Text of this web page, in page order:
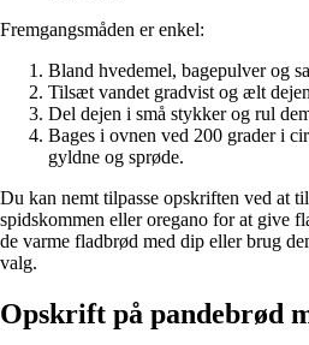
Fremgangsmåden er enkel:
Bland hvedemel, bagepulver og
Tilsæt vandet gradvist og ælt
Del dejen i små stykker og rul
Bages i ovnen ved 200 grader i
gyldne og sprøde.
Du kan nemt tilpasse opskriften ved at
spidskommen eller oregano for at give
de varme fladbrød med dip eller brug
valg.
Opskrift på pandebrød